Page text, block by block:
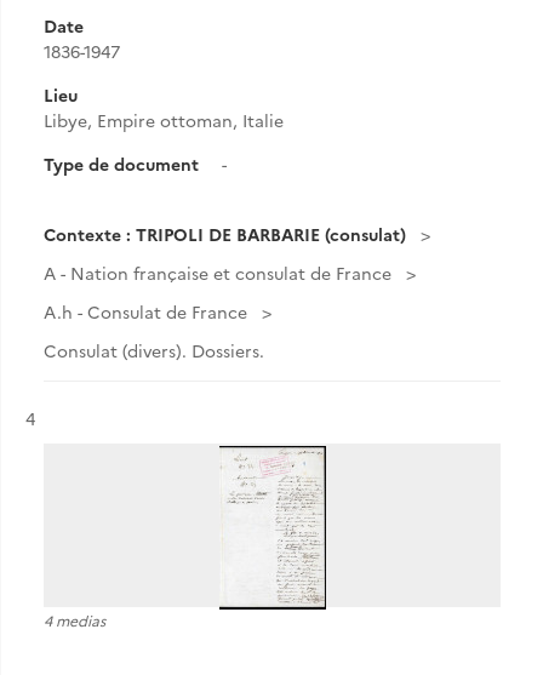
Date
1836-1947
Lieu
Libye, Empire ottoman, Italie
Type de document
-
Contexte : TRIPOLI DE BARBARIE (consulat)
A - Nation française et consulat de France
A.h - Consulat de France
Consulat (divers). Dossiers.
Résultat n°
4
4 medias